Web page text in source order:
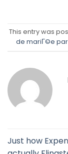
This entry was
de mariГ©e
Just how